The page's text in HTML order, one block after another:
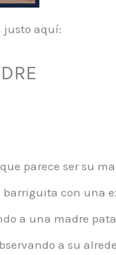
justo aquí:
parece ser su
con una
a una madre
a su